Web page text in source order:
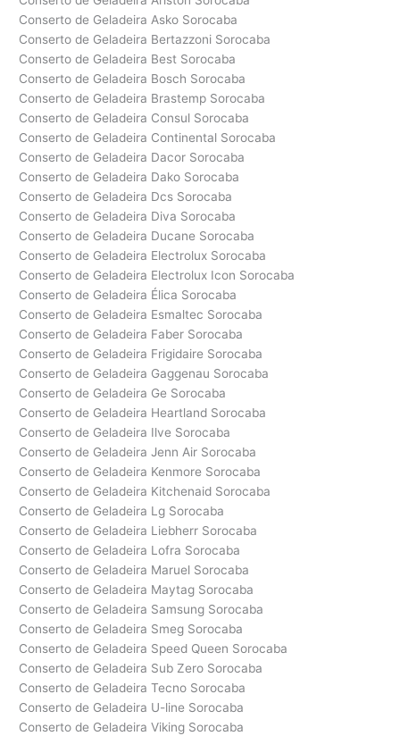
Conserto de Geladeira Asko Sorocaba
Conserto de Geladeira Bertazzoni Sorocaba
Conserto de Geladeira Best Sorocaba
Conserto de Geladeira Bosch Sorocaba
Conserto de Geladeira Brastemp Sorocaba
Conserto de Geladeira Consul Sorocaba
Conserto de Geladeira Continental Sorocaba
Conserto de Geladeira Dacor Sorocaba
Conserto de Geladeira Dako Sorocaba
Conserto de Geladeira Dcs Sorocaba
Conserto de Geladeira Diva Sorocaba
Conserto de Geladeira Ducane Sorocaba
Conserto de Geladeira Electrolux Sorocaba
Conserto de Geladeira Electrolux Icon Sorocaba
Conserto de Geladeira Élica Sorocaba
Conserto de Geladeira Esmaltec Sorocaba
Conserto de Geladeira Faber Sorocaba
Conserto de Geladeira Frigidaire Sorocaba
Conserto de Geladeira Gaggenau Sorocaba
Conserto de Geladeira Ge Sorocaba
Conserto de Geladeira Heartland Sorocaba
Conserto de Geladeira Ilve Sorocaba
Conserto de Geladeira Jenn Air Sorocaba
Conserto de Geladeira Kenmore Sorocaba
Conserto de Geladeira Kitchenaid Sorocaba
Conserto de Geladeira Lg Sorocaba
Conserto de Geladeira Liebherr Sorocaba
Conserto de Geladeira Lofra Sorocaba
Conserto de Geladeira Maruel Sorocaba
Conserto de Geladeira Maytag Sorocaba
Conserto de Geladeira Samsung Sorocaba
Conserto de Geladeira Smeg Sorocaba
Conserto de Geladeira Speed Queen Sorocaba
Conserto de Geladeira Sub Zero Sorocaba
Conserto de Geladeira Tecno Sorocaba
Conserto de Geladeira U-line Sorocaba
Conserto de Geladeira Viking Sorocaba